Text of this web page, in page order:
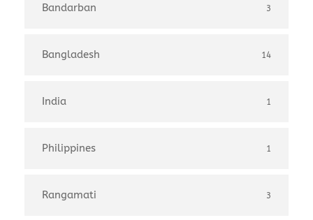
Bandarban 3
Bangladesh 14
India 1
Philippines 1
Rangamati 3